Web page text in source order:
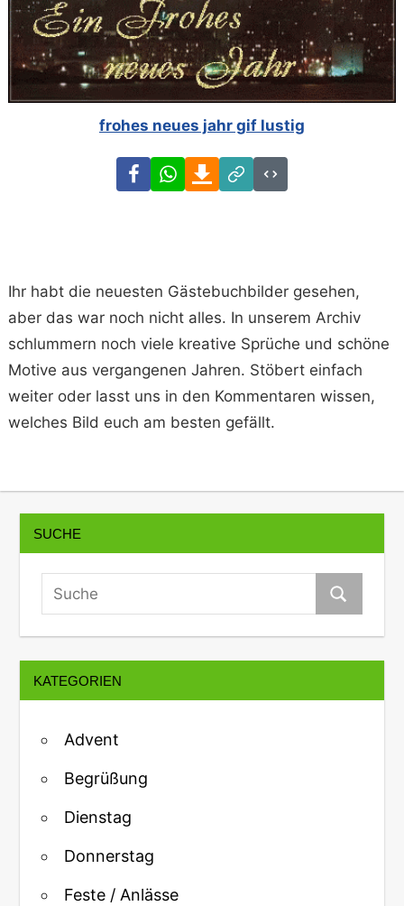
frohes neues jahr gif lustig
FacebookWhatsAppDownload
Link
Code
Ihr habt die neuesten Gästebuchbilder gesehen,
aber das war noch nicht alles. In unserem Archiv
schlummern noch viele kreative Sprüche und schöne
Motive aus vergangenen Jahren. Stöbert einfach
weiter oder lasst uns in den Kommentaren wissen,
welches Bild euch am besten gefällt.
SUCHE
KATEGORIEN
Advent
Begrüßung
Dienstag
Donnerstag
Feste / Anlässe